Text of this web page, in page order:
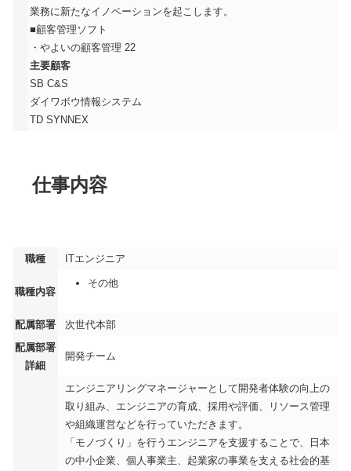
業務に新たなイノベーションを起こします。
■顧客管理ソフト
・やよいの顧客管理 22
主要顧客
SB C&S
ダイワボウ情報システム
TD SYNNEX
仕事内容
職種 ITエンジニア
職種内容
その他
配属部署
次世代本部
配属部署
詳細
開発チーム
エンジニアリングマネージャーとして開発者体験の向上の
取り組み、エンジニアの育成、採用や評価、リソース管理
や組織運営などを行っていただきます。
「モノづくり」を行うエンジニアを支援することで、日本
の中小企業、個人事業主、起業家の事業を支える社会的基